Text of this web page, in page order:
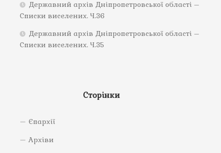
Державний архів Дніпропетровської області –
Списки виселених. Ч.36
Державний архів Дніпропетровської області –
Списки виселених. Ч.35
Сторінки
Єпархії
Архіви